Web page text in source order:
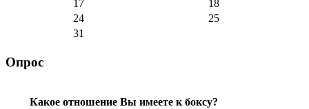
17
18
24
25
31
Опрос
Какое отношение Вы имеете к боксу?